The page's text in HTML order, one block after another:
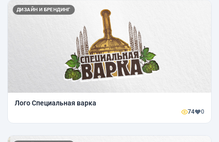
ДИЗАЙН И БРЕНДИНГ
Лого Специальная варка
74 0